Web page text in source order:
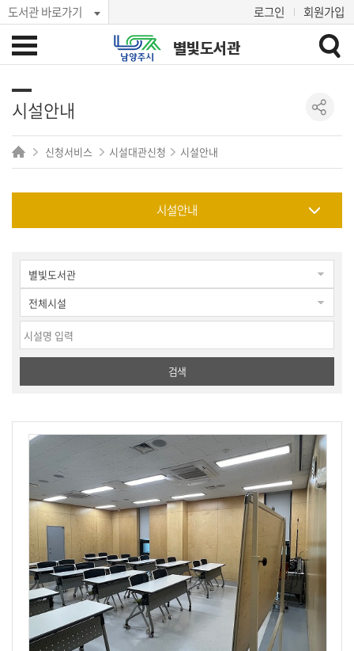
도서관 바로가기 로그인 회원가입
별빛도서관
시설안내
신청서비스 시설대관신청 시설안내
시설안내
검색